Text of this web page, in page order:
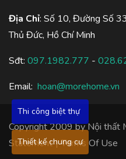
Thi công biệt thự
Thiết kế chung cư
Địa Chỉ: Số 10, Đường Số
Thủ Đức, Hồ Chí Minh
Sđt: 097.1982.777 -
Email: hoan@morehome.vn
Copyright 2009 byNội thất
Statement | Terms Of Use